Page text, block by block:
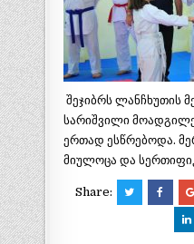
შეჯიბრს ლანჩხუთის
სარიშვილი
ერთად ესწრებოდა.
მიულოცა და
Share: